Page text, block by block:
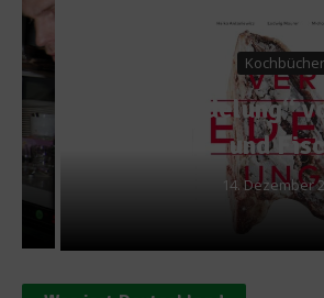
Kochbücher
„Veredelung“ von
und Fisch
14. Dezember 2017